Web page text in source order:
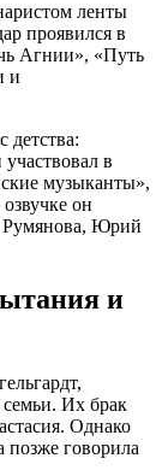
ленты
проявился в
Агнии», «Путь
и
детства:
в
музыканты»,
он
Румянова, Юрий
и
Их брак
Однако
говорила